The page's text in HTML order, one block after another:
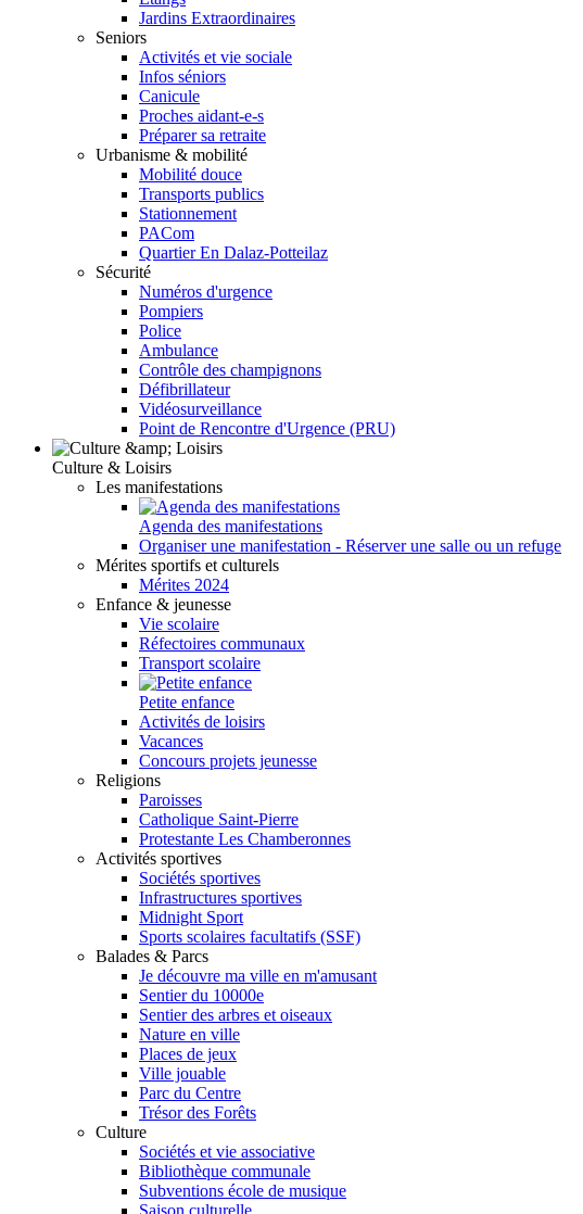
Jardins Extraordinaires
Seniors
Activités et vie sociale
Infos séniors
Canicule
Proches aidant-e-s
Préparer sa retraite
Urbanisme & mobilité
Mobilité douce
Transports publics
Stationnement
PACom
Quartier En Dalaz-Potteilaz
Sécurité
Numéros d'urgence
Pompiers
Police
Ambulance
Contrôle des champignons
Défibrillateur
Vidéosurveillance
Point de Rencontre d'Urgence (PRU)
Culture & Loisirs
Les manifestations
Agenda des manifestations
Organiser une manifestation - Réserver une salle ou un refuge
Mérites sportifs et culturels
Mérites 2024
Enfance & jeunesse
Vie scolaire
Réfectoires communaux
Transport scolaire
Petite enfance
Activités de loisirs
Vacances
Concours projets jeunesse
Religions
Paroisses
Catholique Saint-Pierre
Protestante Les Chamberonnes
Activités sportives
Sociétés sportives
Infrastructures sportives
Midnight Sport
Sports scolaires facultatifs (SSF)
Balades & Parcs
Je découvre ma ville en m'amusant
Sentier du 10000e
Sentier des arbres et oiseaux
Nature en ville
Places de jeux
Ville jouable
Parc du Centre
Trésor des Forêts
Culture
Sociétés et vie associative
Bibliothèque communale
Subventions école de musique
Saison culturelle